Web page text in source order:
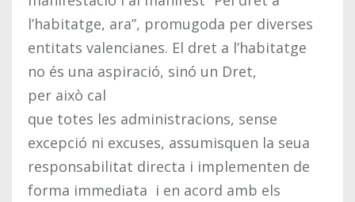
l’habitatge, ara”, promugoda per diverses
entitats valencianes. El dret a l’habitatge
no és una aspiració, sinó un Dret,
per això cal
que totes les administracions, sense
excepció ni excuses, assumisquen la seua
responsabilitat directa i implementen de
forma immediata i en acord amb els